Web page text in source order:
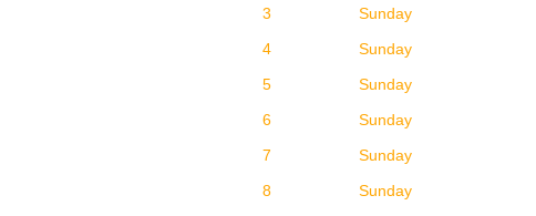
3
Sunday
4
Sunday
5
Sunday
6
Sunday
7
Sunday
8
Sunday